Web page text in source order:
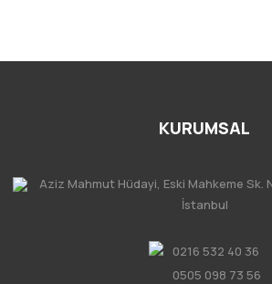
KURUMSAL
Aziz Mahmut Hüdayi, Eski Mahkeme Sk.
İstanbul
0216 532 40 36
0505 098 73 56